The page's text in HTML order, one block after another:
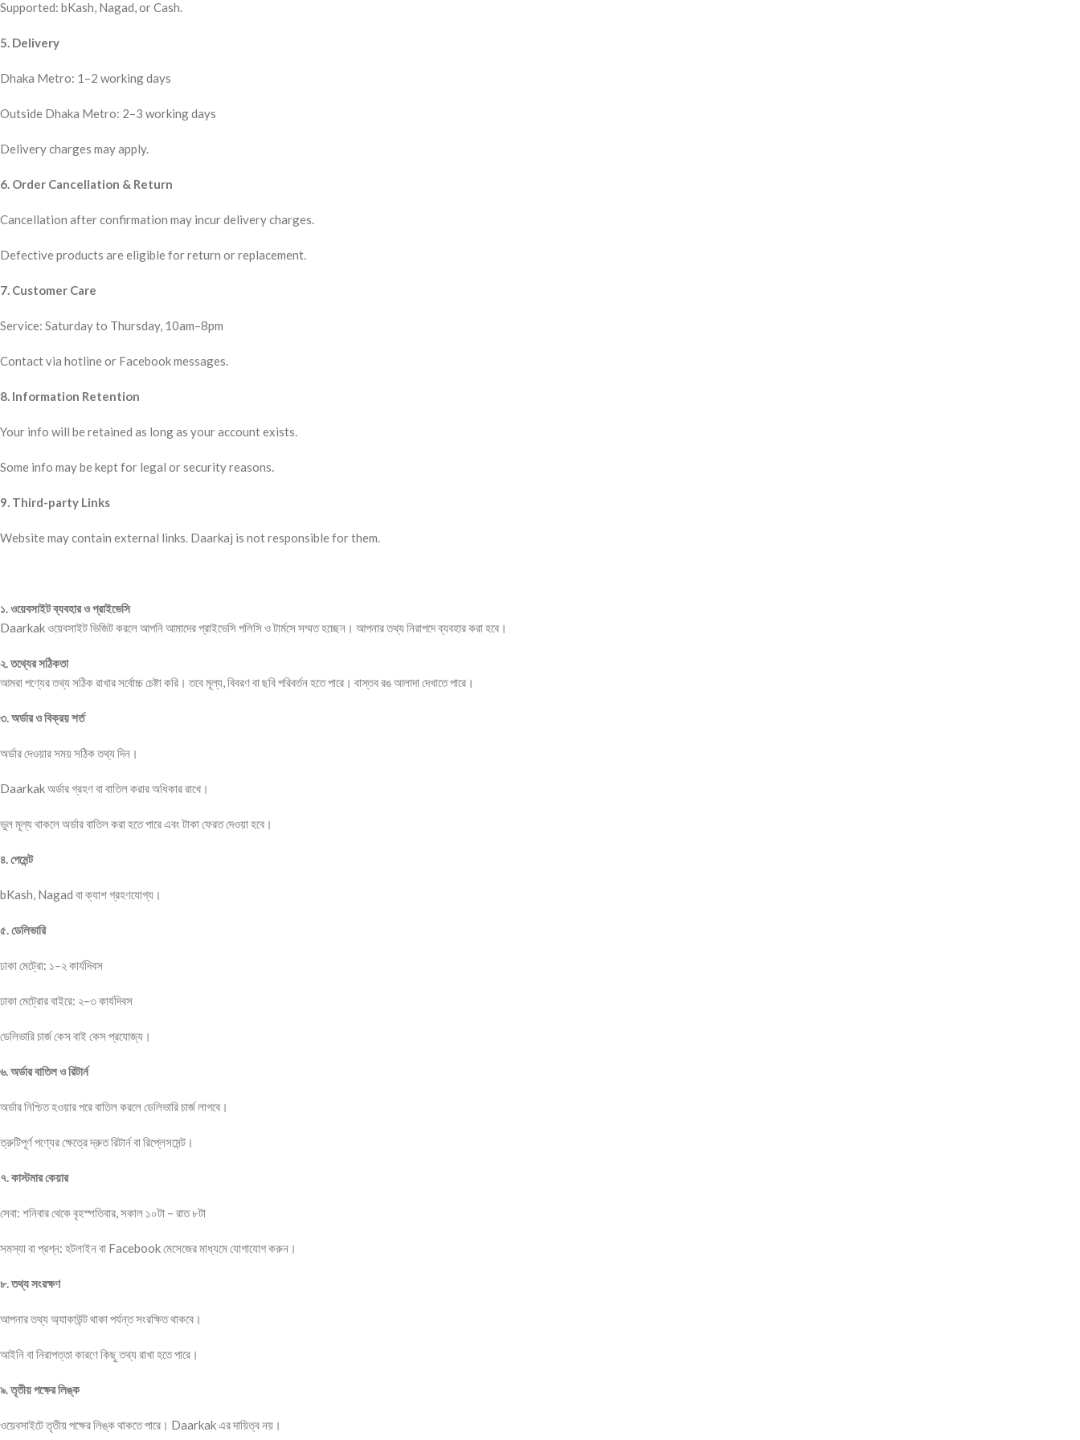
Supported: bKash, Nagad, or Cash.
5. Delivery
Dhaka Metro: 1–2 working days
Outside Dhaka Metro: 2–3 working days
Delivery charges may apply.
6. Order Cancellation & Return
Cancellation after confirmation may incur delivery charges.
Defective products are eligible for return or replacement.
7. Customer Care
Service: Saturday to Thursday, 10am–8pm
Contact via hotline or Facebook messages.
8. Information Retention
Your info will be retained as long as your account exists.
Some info may be kept for legal or security reasons.
9. Third-party Links
Website may contain external links. Daarkaj is not responsible for them.
১. ওয়েবসাইট ব্যবহার ও প্রাইভেসি
Daarkak ওয়েবসাইট ভিজিট করলে আপনি আমাদের প্রাইভেসি পলিসি ও টার্মসে সম্মত হচ্ছেন। আপনার তথ্য নিরাপদে ব্যবহার করা হবে।
২. তথ্যের সঠিকতা
আমরা পণ্যের তথ্য সঠিক রাখার সর্বোচ্চ চেষ্টা করি। তবে মূল্য, বিবরণ বা ছবি পরিবর্তন হতে পারে। বাস্তব রঙ আলাদা দেখাতে পারে।
৩. অর্ডার ও বিক্রয় শর্ত
অর্ডার দেওয়ার সময় সঠিক তথ্য দিন।
Daarkak অর্ডার গ্রহণ বা বাতিল করার অধিকার রাখে।
ভুল মূল্য থাকলে অর্ডার বাতিল করা হতে পারে এবং টাকা ফেরত দেওয়া হবে।
৪. পেমেন্ট
bKash, Nagad বা ক্যাশ গ্রহণযোগ্য।
৫. ডেলিভারি
ঢাকা মেট্রো: ১–২ কার্যদিবস
ঢাকা মেট্রোর বাইরে: ২–৩ কার্যদিবস
ডেলিভারি চার্জ কেস বাই কেস প্রযোজ্য।
৬. অর্ডার বাতিল ও রিটার্ন
অর্ডার নিশ্চিত হওয়ার পরে বাতিল করলে ডেলিভারি চার্জ লাগবে।
ত্রুটিপূর্ণ পণ্যের ক্ষেত্রে দ্রুত রিটার্ন বা রিপ্লেসমেন্ট।
৭. কাস্টমার কেয়ার
সেবা: শনিবার থেকে বৃহস্পতিবার, সকাল ১০টা – রাত ৮টা
সমস্যা বা প্রশ্ন: হটলাইন বা Facebook মেসেজের মাধ্যমে যোগাযোগ করুন।
৮. তথ্য সংরক্ষণ
আপনার তথ্য অ্যাকাউন্ট থাকা পর্যন্ত সংরক্ষিত থাকবে।
আইনি বা নিরাপত্তা কারণে কিছু তথ্য রাখা হতে পারে।
৯. তৃতীয় পক্ষের লিঙ্ক
ওয়েবসাইটে তৃতীয় পক্ষের লিঙ্ক থাকতে পারে। Daarkak এর দায়িত্ব নয়।